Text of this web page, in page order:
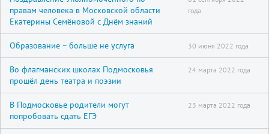
правам человека в Московской области
Екатерины Семёновой с Днём знаний
года
Образование – больше не услуга 30 июня 2022 года
Во флагманских школах Подмосковья
прошёл день театра и поэзии
24 марта 2022 года
В Подмосковье родители могут
попробовать сдать ЕГЭ
23 марта 2022 года